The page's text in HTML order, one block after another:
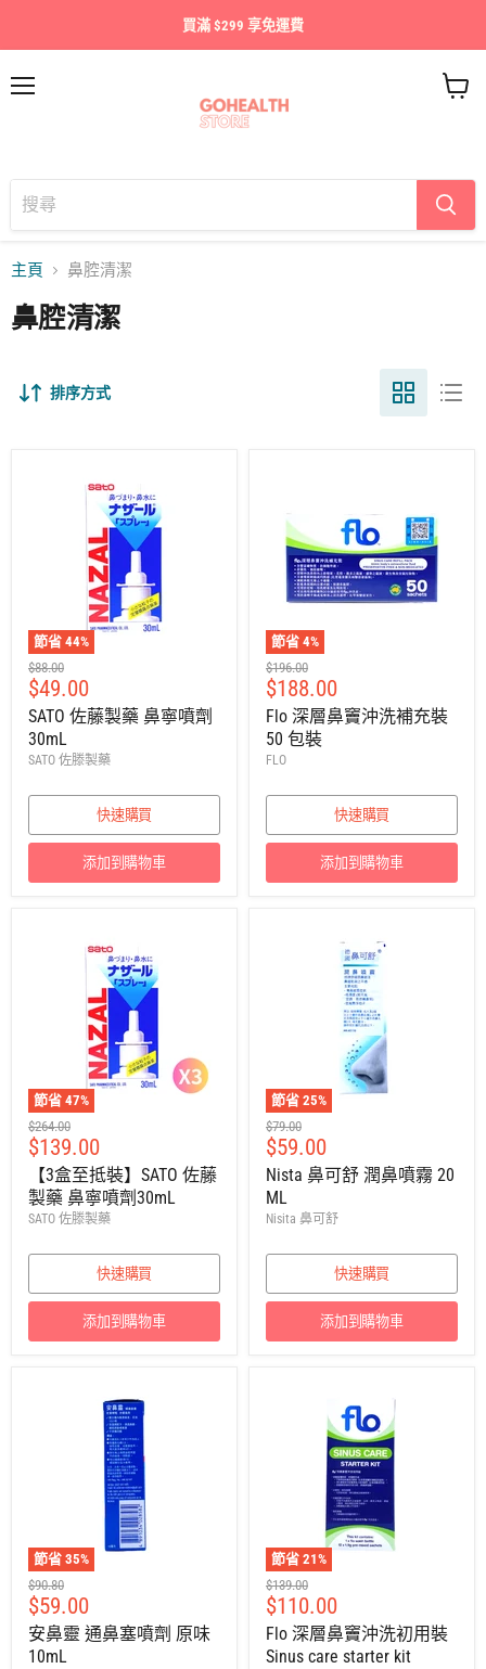
買滿 $299 享免運費
車
主頁 鼻腔清潔
鼻腔清潔
排序方式
節省 44%
建
議
零
售
價
$88.00
售
價
$49.00
SATO 佐藤製藥 鼻寧噴劑
30mL
SATO 佐滕製藥
快速購買
添加到購物車
節省 4%
建
議
零
售
價
$196.00
售
價
$188.00
Flo 深層鼻竇沖洗補充裝
50 包裝
FLO
快速購買
添加到購物車
節省 47%
建
議
零
售
價
$264.00
售
價
$139.00
【3盒至抵裝】SATO 佐藤
製藥 鼻寧噴劑30mL
SATO 佐滕製藥
快速購買
添加到購物車
節省 25%
建
議
零
售
價
$79.00
售
價
$59.00
Nista 鼻可舒 潤鼻噴霧 20
ML
Nisita 鼻可舒
快速購買
添加到購物車
節省 35%
建
議
零
售
價
$90.80
售
價
$59.00
安鼻靈 通鼻塞噴劑 原味
10mL
節省 21%
建
議
零
售
價
$139.00
售
價
$110.00
Flo 深層鼻竇沖洗初用裝
Sinus care starter kit